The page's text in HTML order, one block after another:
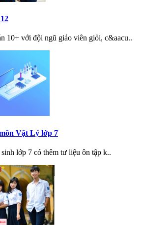
10+ với đội ngũ giáo viên giỏi, c&aacu..
Vật Lý lớp 7
lớp 7 có thêm tư liệu ôn tập k..